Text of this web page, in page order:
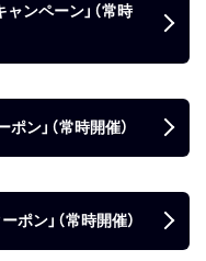
ンペーン」（常時
ン」（常時開催）
ポン」（常時開催）